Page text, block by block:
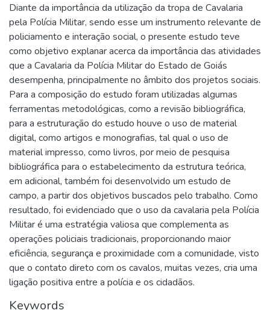
Diante da importância da utilização da tropa de Cavalaria
pela Polícia Militar, sendo esse um instrumento relevante de
policiamento e interação social, o presente estudo teve
como objetivo explanar acerca da importância das atividades
que a Cavalaria da Polícia Militar do Estado de Goiás
desempenha, principalmente no âmbito dos projetos sociais.
Para a composição do estudo foram utilizadas algumas
ferramentas metodológicas, como a revisão bibliográfica,
para a estruturação do estudo houve o uso de material
digital, como artigos e monografias, tal qual o uso de
material impresso, como livros, por meio de pesquisa
bibliográfica para o estabelecimento da estrutura teórica,
em adicional, também foi desenvolvido um estudo de
campo, a partir dos objetivos buscados pelo trabalho. Como
resultado, foi evidenciado que o uso da cavalaria pela Polícia
Militar é uma estratégia valiosa que complementa as
operações policiais tradicionais, proporcionando maior
eficiência, segurança e proximidade com a comunidade, visto
que o contato direto com os cavalos, muitas vezes, cria uma
ligação positiva entre a polícia e os cidadãos.
Keywords